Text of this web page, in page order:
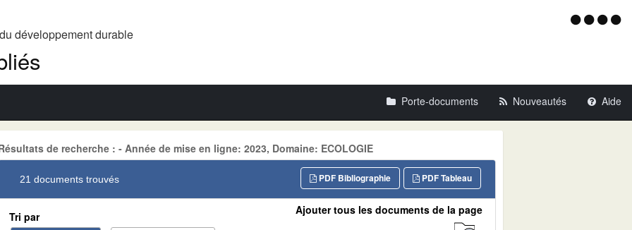
développement durable Menu
Porte-documents Nouveautés Aide
de recherche : - Année de mise en ligne: 2023, Domaine: ECOLOGIE
21 documents trouvés PDF Tableau
PDF Bibliographie
Tri par Ajouter tous les documents de la page